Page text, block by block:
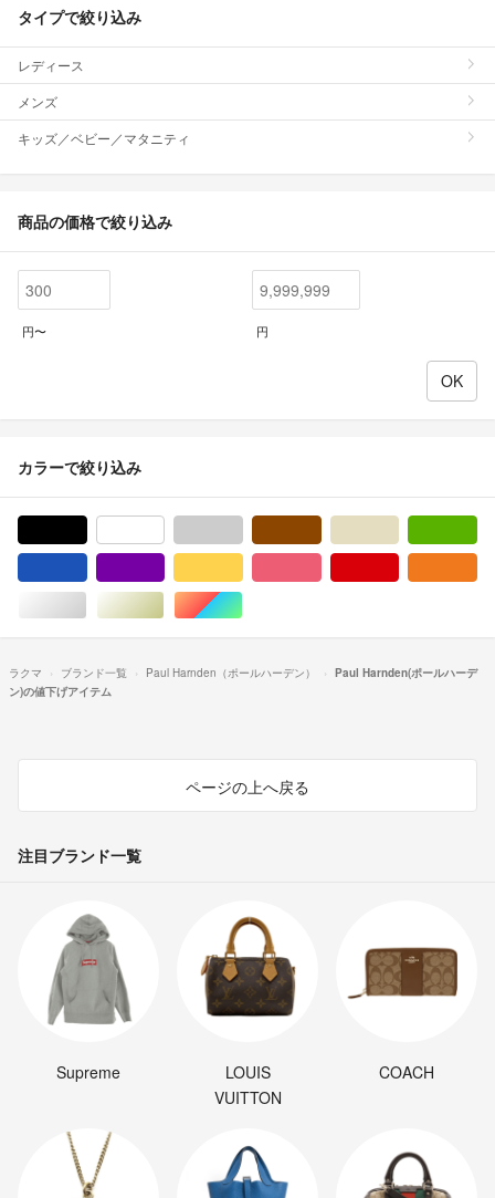
タイプで絞り込み
レディース
メンズ
キッズ／ベビー／マタニティ
商品の価格で絞り込み
円〜 円
カラーで絞り込み
シルバー/銀色系ゴールド/金色系マルチカラー
ラクマ ブランド一覧 Paul Harnden（ポールハーデン）
Paul Harnden(ポールハーデ
ン)の値下げアイテム
ページの上へ戻る
注目ブランド一覧
Supreme
LOUIS
VUITTON
COACH